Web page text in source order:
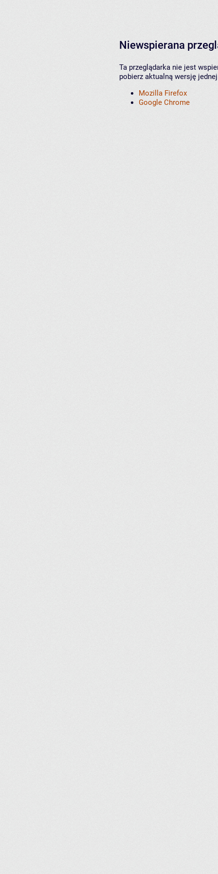
Niewspierana
Ta przeglądarka nie jest
pobierz aktualną wersję
Mozilla Firefox
Google Chrome